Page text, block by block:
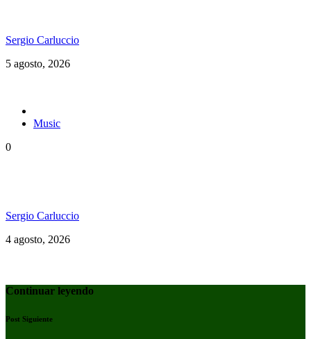
Sergio Carluccio
5 agosto, 2026
Music
0
Sergio Carluccio
4 agosto, 2026
Continuar leyendo
Post Siguiente